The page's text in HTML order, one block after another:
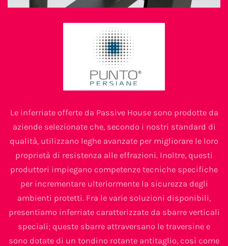
Le inferriate offerte da Passive House sono prodotte da
aziende selezionate che, secondo i nostri standard di
qualità, utilizzano leghe avanzate per migliorare le loro
proprietà di resistenza alle effrazioni. Inoltre, questi
produttori impiegano competenze tecniche specifiche
per incrementare ulteriormente la sicurezza degli
ambienti protetti. Fra le varie soluzioni disponibili,
presentiamo inferriate caratterizzate da sbarre verticali
speciali; queste sbarre attraversano le traversine e
sono dotate di un tondino rotante antitaglio, così come